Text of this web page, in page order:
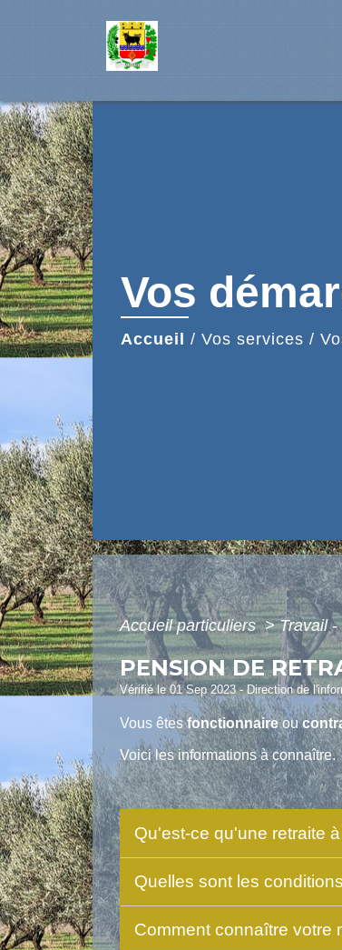
Vos
Accueil / Vos services /
Accueil particuliers> Travail
PENSION DE
Vérifié le 01 Sep 2023 - Direction de
Vous êtesfonctionnaireou
Voici les informations à connaître.
Qu'est-ce qu'une retraite
Quelles sont les
Comment connaître votre